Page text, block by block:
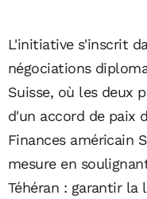
L'initiative s'inscrit
négociations
Suisse, où les deux
d'un accord de paix
Finances américain
mesure en
Téhéran : garantir